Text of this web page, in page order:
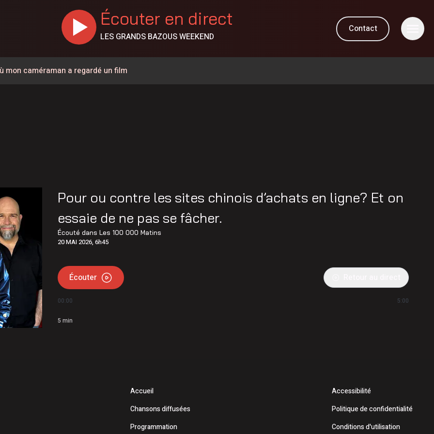
Écouter en direct
LES GRANDS BAZOUS WEEKEND
Contact
mon caméraman a regardé un film
57 ans est décédé
à la circulation à la hauteur de Carignan
à pied pour parler de santé mentale
l’Opération nationale concertée en sécurité nautique de
15 250$ à 12 Latuquois
Pour ou contre les sites chinois d’achats en ligne? Et on
essaie de ne pas se fâcher.
Écouté dansLes 100 000 Matins
20 MAI 2026, 6h45
Écouter
00:00 5:00
5 min
Accueil
Chansons diffusées
Programmation
Accessibilité
Politique de confidentialité
Conditions d'utilisation